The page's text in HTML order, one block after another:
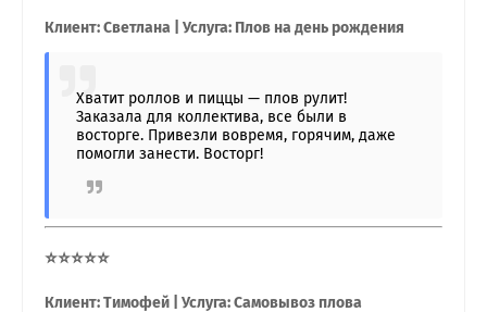
Клиент: Светлана | Услуга: Плов на день рождения
Хватит роллов и пиццы — плов рулит!
Заказала для коллектива, все были в
восторге. Привезли вовремя, горячим, даже
помогли занести. Восторг!
⭐⭐⭐⭐⭐
Клиент: Тимофей | Услуга: Самовывоз плова